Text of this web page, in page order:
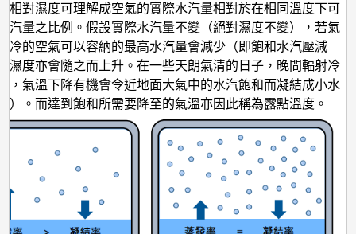
相對濕度可理解成空氣的實際水汽量相對於在相同溫度下可
汽量之比例。假設實際水汽量不變（絕對濕度不變），若氣
冷的空氣可以容納的最高水汽量會減少（即飽和水汽壓減
濕度亦會隨之而上升。在一些天朗氣清的日子，晚間輻射冷
，氣溫下降有機會令近地面大氣中的水汽飽和而凝結成小水
）。而達到飽和所需要降至的氣溫亦因此稱為露點溫度。